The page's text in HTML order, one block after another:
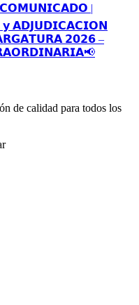
|
𝗔𝗗𝗝𝗨𝗗𝗜𝗖𝗔𝗖𝗜𝗢𝗡
𝟮𝟬𝟮𝟲 –
de calidad para todos los